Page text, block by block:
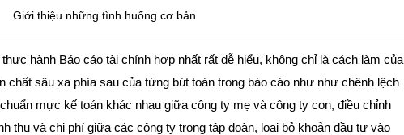
Giới thiệu những tình huống cơ bản
hành Báo cáo tài chính hợp nhất rất dễ hiểu, không chỉ là cách làm của
chất sâu xa phía sau của từng bút toán trong báo cáo như như chênh lệch
mực kế toán khác nhau giữa công ty mẹ và công ty con, điều chỉnh
thu và chi phí giữa các công ty trong tập đoàn, loại bỏ khoản đầu tư vào